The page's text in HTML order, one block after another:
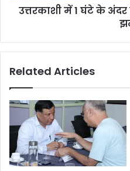
उत्तरकाशी में 1 घंटे के
Related Articles